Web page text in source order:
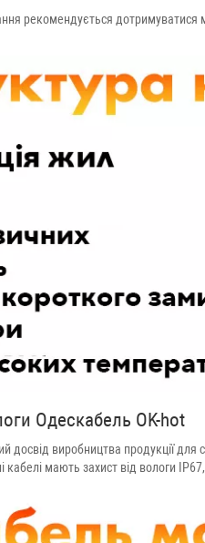
рекомендується дотримуватися
Одескабель OK-hot
досвід виробництва продукції
кабелі мають захист від вологи